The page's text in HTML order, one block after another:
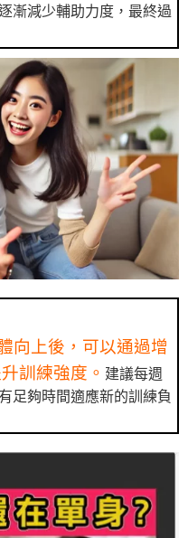
漸減少輔助力度，最終過
向上後，可以通過增
訓練強度。 建議每週
足夠時間適應新的訓練負